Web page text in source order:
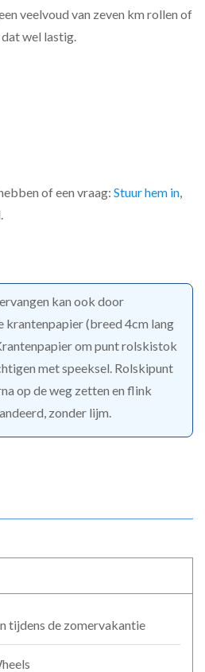
veelvoud van zeven km rollen of
wel lastig.
of een vraag: Stuur hem in
kan ook door
krantenpapier (breed 4cm lang
om punt rolskistok
met speeksel. Rolskipunt
op de weg zetten en flink
zonder lijm.
tijdens de zomervakantie